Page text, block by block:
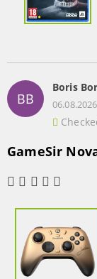
BB
Boris
06.08.2026
GameSir